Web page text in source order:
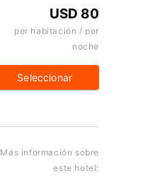
USD 80
por habitación / por
noche
Seleccionar
Más información sobre
este hotel: